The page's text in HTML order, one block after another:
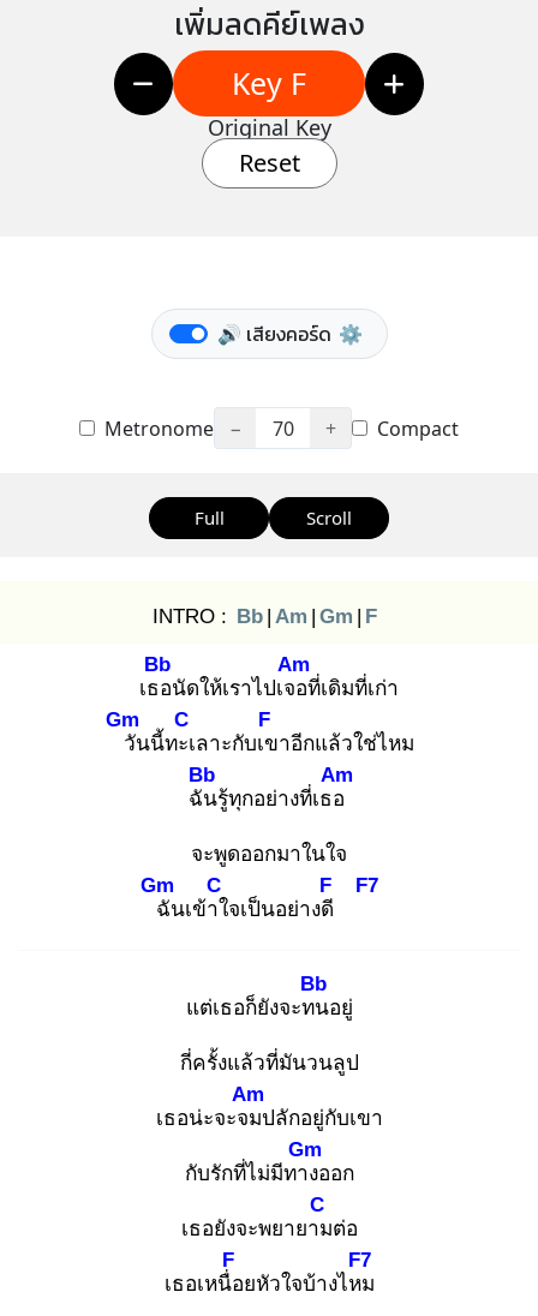
เพิ่มลดคีย์เพลง
Key F
Original Key
Reset
🔊 เสียงคอร์ด ⚙️
Metronome − 70 + Compact
Full Scroll
INTRO : Bb | Am | Gm | F
เธอ
Bb
นัดให้เราไปเจอ
Am
ที่เดิมที่เก่า
วั
Gm
นนี้ทะเ
C
ลาะกับเข
F
าอีกแล้วใช่ไหม
ฉัน
Bb
รู้ทุกอย่างที่เธอ
Am
จะพูดออกมาในใจ
ฉั
Gm
นเข้าใ
C
จเป็นอย่างดี
F F7
แต่เธอก็ยังจะทน
Bb
อยู่
กี่ครั้งแล้วที่มันวนลูป
เธอน่ะจะจม
Am
ปลักอยู่กับเขา
กับรักที่ไม่มีทาง
Gm
ออก
เธอยังจะพยายาม
C
ต่อ
เธอเหนื่อ
F
ยหัวใจบ้างไหม
F7